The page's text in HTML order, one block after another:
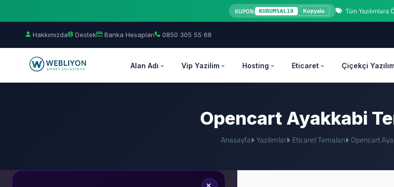
KUPON: KURUMSAL10 Kopyala Tüm Yazılımlara
Hakkımızda Destek Banka Hesapları 0850 305 55 68
Alan Adı Vip Yazilim Hosting Eticaret Çiçekçi
Opencart Ayakkabi
Anasayfa Yazılımlar Eticaret Temaları Opencart